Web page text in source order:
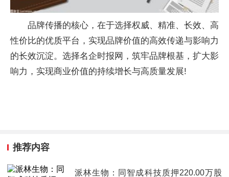
品牌传播的核心，在于选择权威、精准、长效、高
性价比的优质平台，实现品牌价值的高效传递与影响力
的长效沉淀。选择名企时报网，筑牢品牌根基，扩大影
响力，实现商业价值的持续增长与高质量发展!
推荐内容
派林生物：同智成科技质押220.00万股